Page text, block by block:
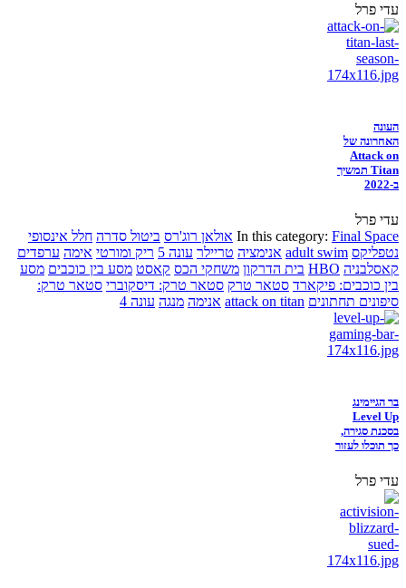
עדי פרל
העונה
האחרונה של
Attack on
Titan תמשיך
ב-2022
עדי פרל
In this category: Final Space אולאן רוג'רס ביטול סדרה חלל אינסופי
נטפליקס adult swim אנימציה טריילר עונה 5 ריק ומורטי אימה ערפדים
קאסלבניה HBO בית הדרקון משחקי הכס קאסט מסע בין כוכבים מסע
בין כוכבים: פיקארד סטאר טרק סטאר טרק: דיסקוברי סטאר טרק:
סיפונים תחתונים attack on titan אנימה מנגה עונה 4
בר הגיימינג
Level Up
בסכנת סגירה,
כך תוכלו לעזור
עדי פרל